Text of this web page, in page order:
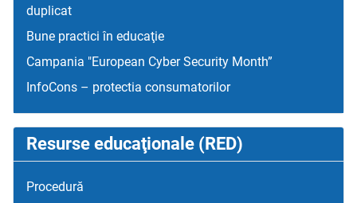
duplicat
Bune practici în educaţie
Campania "European Cyber Security Month”
InfoCons – protectia consumatorilor
Resurse educaţionale (RED)
Procedură